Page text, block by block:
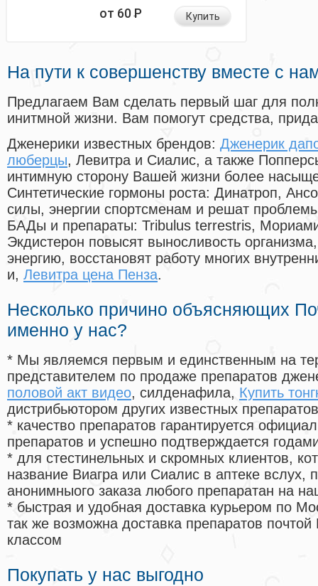
от 60Р Купить
На пути к совершенству вместе с
Предлагаем Вам сделать первый шаг для
инитмной жизни. Вам помогут средства,
Дженерики известных брендов: Дженерик
люберцы, Левитра и Сиалис, а также
интимную сторону Вашей жизни более
Синтетические гормоны роста: Динатроп,
силы, энергии спортсменам и решат
БАДы и препараты: Tribulus terrestris,
Экдистерон повысят выносливость
энергию, восстановят работу многих
и, Левитра цена Пенза.
Несколько причино объясняющих
именно у нас?
* Мы являемся первым и единственным на
представителем по продаже препаратов
половой акт видео, силденафила, Купить
дистрибьютором других известных препаратов
* качество препаратов гарантируется
препаратов и успешно подтверждается
* для стестинельных и скромных клиентов,
название Виагра или Сиалис в аптеке вслух,
анонимныого заказа любого препаратан на
* быстрая и удобная доставка курьером по
так же возможна доставка препаратов
классом
Покупать у нас выгодно